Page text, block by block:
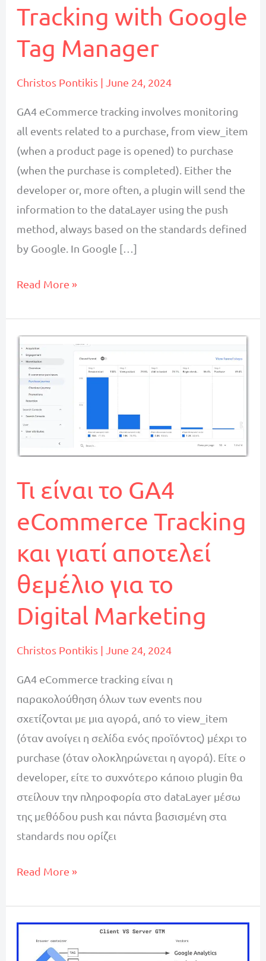
Tracking with Google
Tag Manager
Christos Pontikis |June 24, 2024
GA4 eCommerce tracking involves monitoring
all events related to a purchase, from view_item
(when a product page is opened) to purchase
(when the purchase is completed). Either the
developer or, more often, a plugin will send the
information to the dataLayer using the push
method, always based on the standards defined
by Google. In Google […]
Fundamentals
GA4
Ecommerce
Tracking
with
Google
Tag
Manager
Read More »
Τι είναι το GA4
eCommerce Tracking
και γιατί αποτελεί
θεμέλιο για το
Digital Marketing
Christos Pontikis |June 24, 2024
GA4 eCommerce tracking είναι η
παρακολούθηση όλων των events που
σχετίζονται με μια αγορά, από το view_item
(όταν ανοίγει η σελίδα ενός προϊόντος) μέχρι το
purchase (όταν ολοκληρώνεται η αγορά). Είτε ο
developer, είτε το συχνότερο κάποιο plugin θα
στείλουν την πληροφορία στο dataLayer μέσω
της μεθόδου push και πάντα βασισμένη στα
standards που ορίζει
Τι
το
eCommerce
Read More »